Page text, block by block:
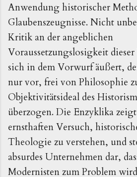
Anwendung historischer
Glaubenszeugnisse. Nicht
Kritik an der angeblichen
Voraussetzungslosigkeit
sich in dem Vorwurf äußert,
nur vor, frei von Philosophie
Objektivitätsideal des
überzogen. Die Enzyklika
ernsthaften Versuch,
Theologie zu verstehen, und
absurdes Unternehmen dar,
Modernisten zum Problem